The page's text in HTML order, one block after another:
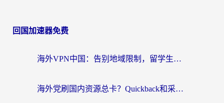
回国加速器免费
海外VPN中国：告别地域限制，留学生与华人如何轻松刷国内剧、玩国服？
海外党刷国内资源总卡？Quickback和采集蜂好用吗？这篇指南帮你避坑